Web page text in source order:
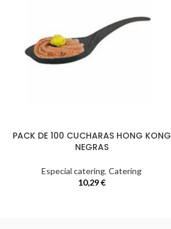
PACK DE 100 CUCHARAS HONG KONG
NEGRAS
Especial catering,Catering
10,29€